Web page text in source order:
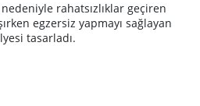
rahatsızlıklar geçiren
egzersiz yapmayı sağlayan
tasarladı.